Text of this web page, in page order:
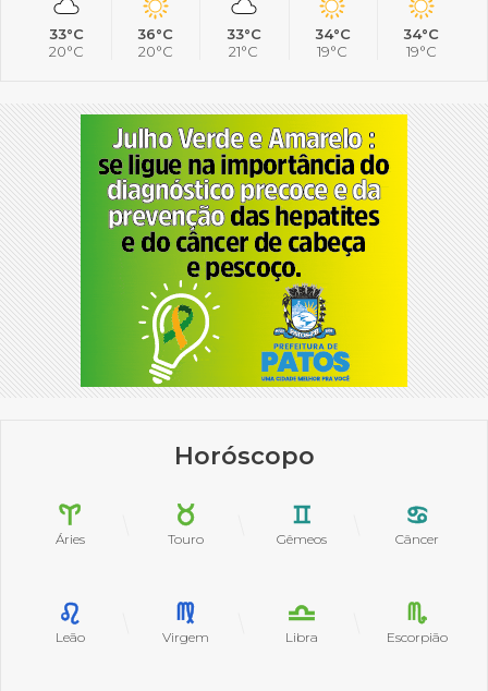
33°C
20°C
36°C
20°C
33°C
21°C
34°C
19°C
34°C
19°C
Horóscopo
Áries Touro Gêmeos Câncer
Leão Virgem Libra Escorpião